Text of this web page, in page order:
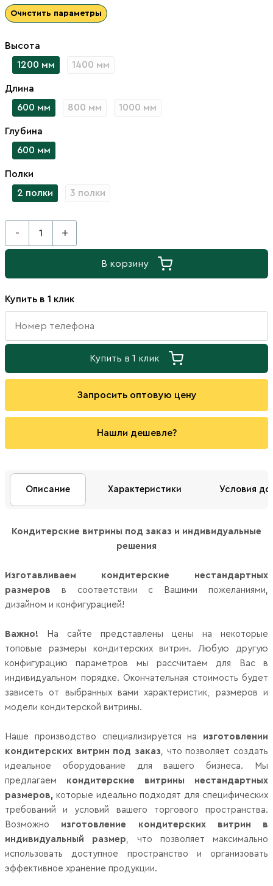
Очистить параметры
Высота
1200 мм
1400 мм
Длина
600 мм
800 мм 1000 мм
Глубина
600 мм
Полки
2 полки
3 полки
- +
В корзину
Купить в 1 клик
Купить в 1 клик
Запросить оптовую цену
Нашли дешевле?
Описание Характеристики Условия
Кондитерские витрины под заказ и индивидуальные
решения
Изготавливаем кондитерские нестандартных
размеров в соответствии с Вашими пожеланиями,
дизайном и конфигурацией!
Важно!
На сайте представлены цены на некоторые
топовые размеры кондитерских витрин. Любую другую
конфигурацию параметров мы рассчитаем для Вас в
индивидуальном порядке. Окончательная стоимость будет
зависеть от выбранных вами характеристик, размеров и
модели кондитерской витрины.
Наше производство специализируется на изготовлении
кондитерских витрин под заказ , что позволяет создать
идеальное оборудование для вашего бизнеса. Мы
предлагаем кондитерские витрины нестандартных
размеров, которые идеально подходят для специфических
требований и условий вашего торгового пространства.
Возможно изготовление кондитерских витрин в
индивидуальный размер , что позволяет максимально
использовать доступное пространство и организовать
эффективное хранение продукции.